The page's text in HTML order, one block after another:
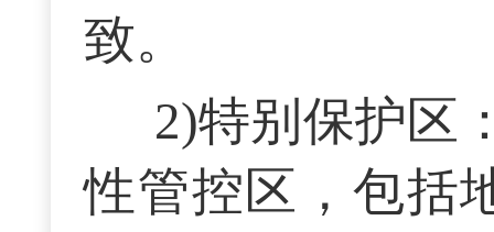
致。
2)特别保护区
性管控区，包括